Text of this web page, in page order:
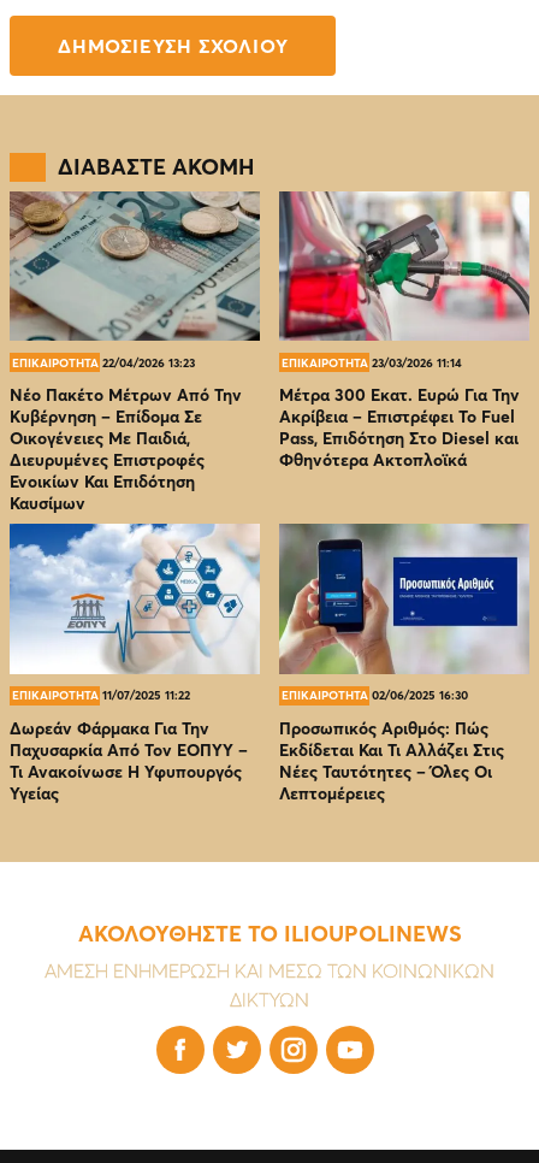
ΔΙΑΒΑΣΤΕ ΑΚΟΜΗ
ΕΠΙΚΑΙΡΟΤΗΤΑ 22/04/2026 13:23
Νέο Πακέτο Μέτρων Από Την
Κυβέρνηση – Επίδομα Σε
Οικογένειες Με Παιδιά,
Διευρυμένες Επιστροφές
Ενοικίων Και Επιδότηση
Καυσίμων
ΕΠΙΚΑΙΡΟΤΗΤΑ 23/03/2026 11:14
Μέτρα 300 Εκατ. Ευρώ Για Την
Ακρίβεια – Επιστρέφει Το Fuel
Pass, Επιδότηση Στο Diesel και
Φθηνότερα Ακτοπλοϊκά
ΕΠΙΚΑΙΡΟΤΗΤΑ 11/07/2025 11:22
Δωρεάν Φάρμακα Για Την
Παχυσαρκία Από Τον EOΠΥΥ –
Τι Ανακοίνωσε Η Υφυπουργός
Υγείας
ΕΠΙΚΑΙΡΟΤΗΤΑ 02/06/2025 16:30
Προσωπικός Αριθμός: Πώς
Εκδίδεται Και Τι Αλλάζει Στις
Νέες Ταυτότητες – Όλες Οι
Λεπτομέρειες
ΑΚΟΛΟΥΘΗΣΤΕ ΤΟ ILIOUPOLINEWS
ΑΜΕΣΗ ΕΝΗΜΕΡΩΣΗ ΚΑΙ ΜΕΣΩ ΤΩΝ ΚΟΙΝΩΝΙΚΩΝ
ΔΙΚΤΥΩΝ
   